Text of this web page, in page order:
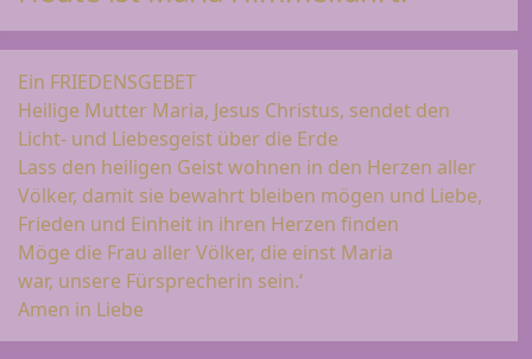
Ein FRIEDENSGEBET
Heilige Mutter Maria, Jesus Christus, sendet den
Licht- und Liebesgeist über die Erde
Lass den heiligen Geist wohnen in den Herzen aller
Völker, damit sie bewahrt bleiben mögen und Liebe,
Frieden und Einheit in ihren Herzen finden
Möge die Frau aller Völker, die einst Maria
war, unsere Fürsprecherin sein.‘
Amen in Liebe